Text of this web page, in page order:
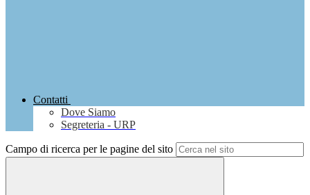
Contatti
Dove Siamo
Segreteria - URP
Campo di ricerca per le pagine del sito